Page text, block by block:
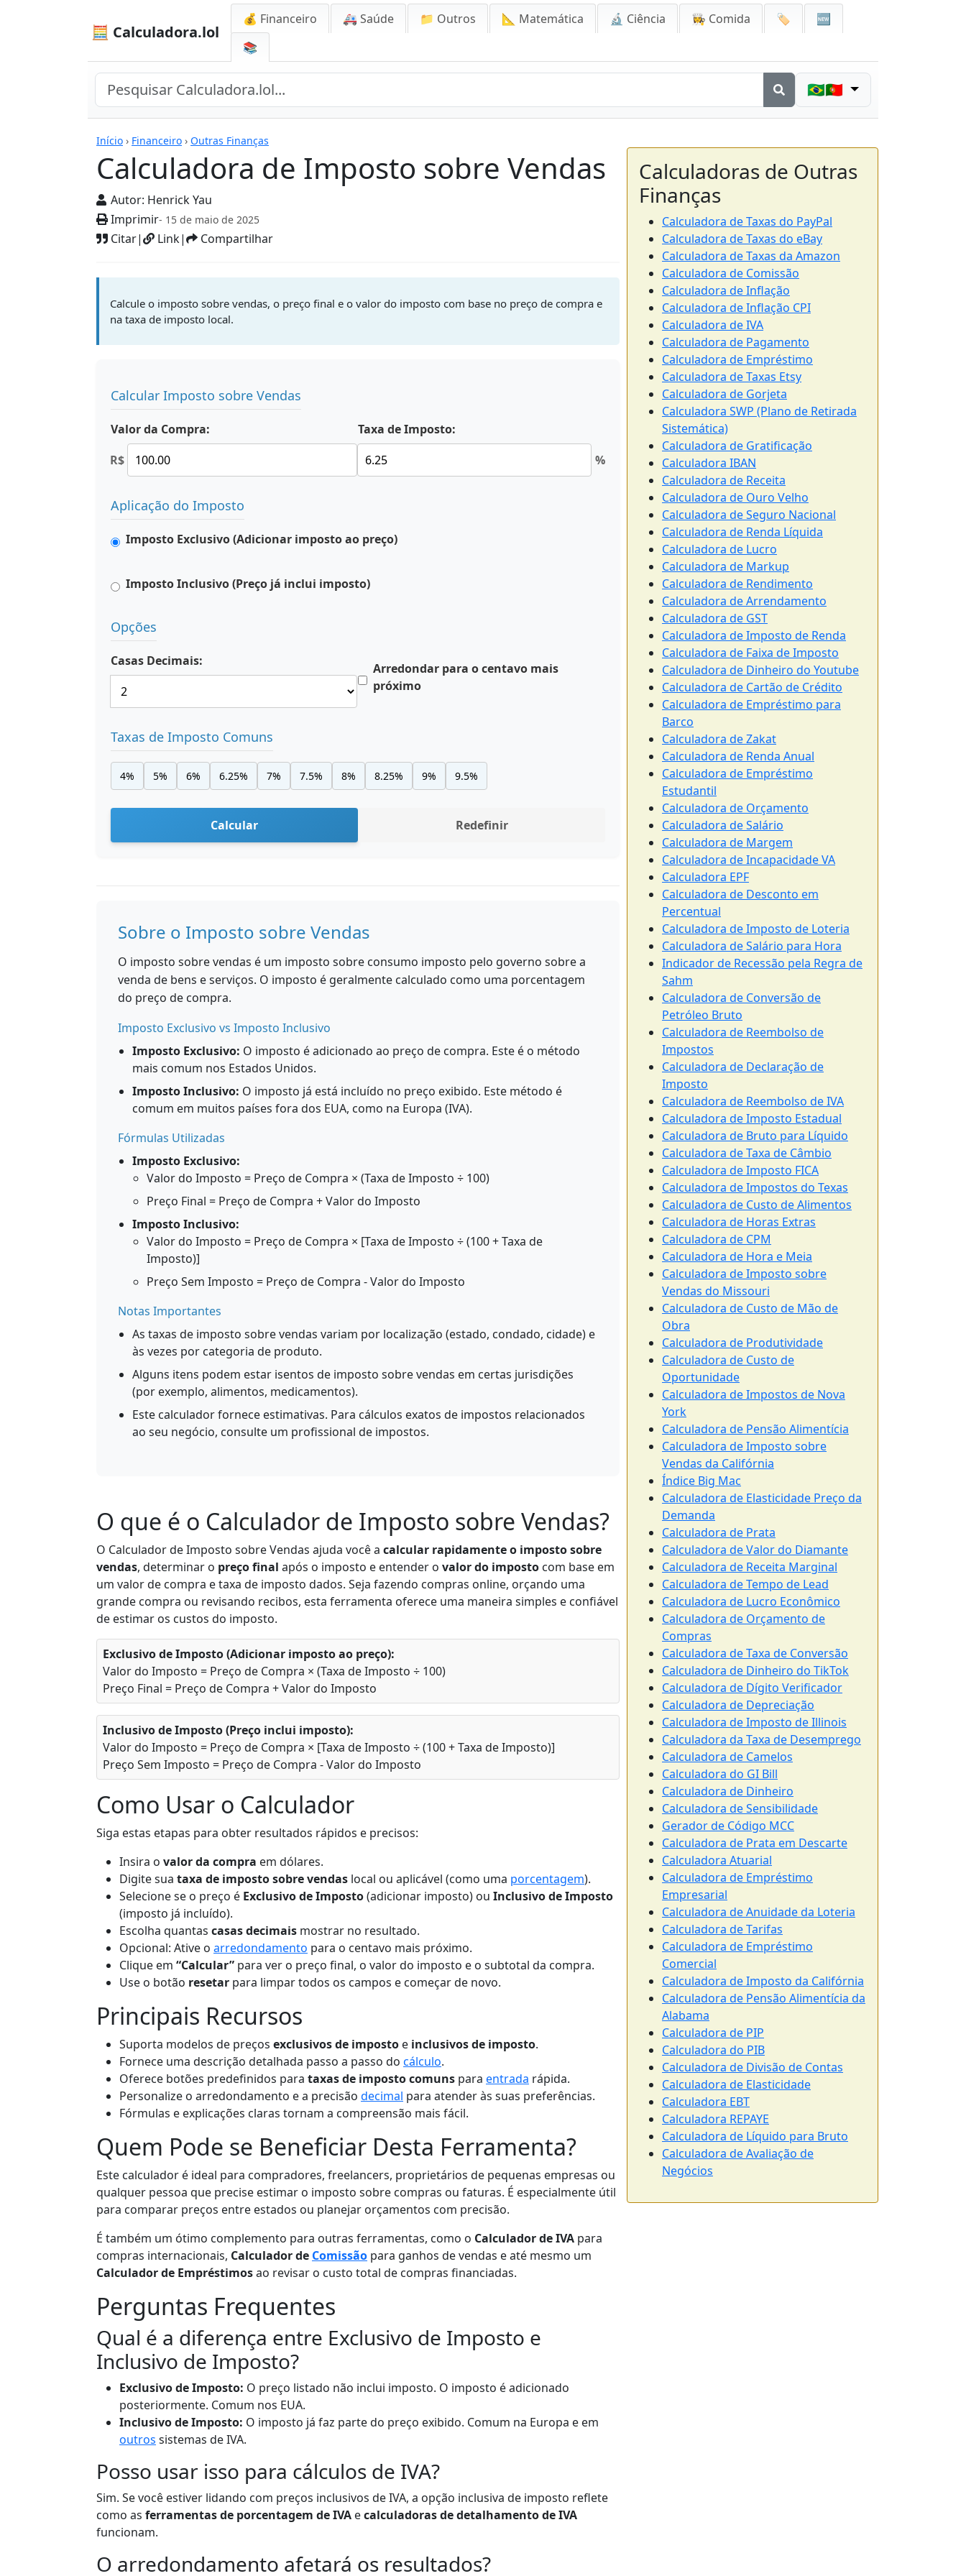
🧮 Calculadora.lol
💰 Financeiro 🚑 Saúde 📁 Outros 📐 Matemática 🔬 Ciência 👩‍🍳 Comida 🏷️
🆕
📚
🇧🇷🇵🇹
Início › Financeiro › Outras Finanças
Calculadora de Imposto sobre Vendas
Autor: Henrick Yau
Imprimir- 15 de maio de 2025
Citar| Link| Compartilhar
Calculadoras
Calcule o imposto sobre vendas, o preço final e o valor do imposto com base no preço de compra e
na taxa de imposto local.
Calcular Imposto sobre Vendas
Valor da Compra:
R$
Taxa de Imposto:
%
Aplicação do Imposto
Imposto Exclusivo (Adicionar imposto ao preço)
Imposto Inclusivo (Preço já inclui imposto)
Opções
Casas Decimais:
Arredondar para o centavo mais
próximo
Taxas de Imposto Comuns
4% 5% 6% 6.25% 7% 7.5% 8% 8.25% 9% 9.5%
Calcular Redefinir
Sobre o Imposto sobre Vendas
O imposto sobre vendas é um imposto sobre consumo imposto pelo governo sobre a
venda de bens e serviços. O imposto é geralmente calculado como uma porcentagem
do preço de compra.
Imposto Exclusivo vs Imposto Inclusivo
Imposto Exclusivo: O imposto é adicionado ao preço de compra. Este é o método
mais comum nos Estados Unidos.
Imposto Inclusivo: O imposto já está incluído no preço exibido. Este método é
comum em muitos países fora dos EUA, como na Europa (IVA).
Fórmulas Utilizadas
Imposto Exclusivo:
Valor do Imposto = Preço de Compra × (Taxa de Imposto ÷ 100)
Preço Final = Preço de Compra + Valor do Imposto
Imposto Inclusivo:
Valor do Imposto = Preço de Compra × [Taxa de Imposto ÷ (100 + Taxa de
Imposto)]
Preço Sem Imposto = Preço de Compra - Valor do Imposto
Notas Importantes
As taxas de imposto sobre vendas variam por localização (estado, condado, cidade) e
às vezes por categoria de produto.
Alguns itens podem estar isentos de imposto sobre vendas em certas jurisdições
(por exemplo, alimentos, medicamentos).
Este calculador fornece estimativas. Para cálculos exatos de impostos relacionados
ao seu negócio, consulte um profissional de impostos.
O que é o Calculador de Imposto sobre Vendas?
O Calculador de Imposto sobre Vendas ajuda você a calcular rapidamente o imposto sobre
vendas, determinar o preço final após o imposto e entender o valor do imposto com base em
um valor de compra e taxa de imposto dados. Seja fazendo compras online, orçando uma
grande compra ou revisando recibos, esta ferramenta oferece uma maneira simples e confiável
de estimar os custos do imposto.
Exclusivo de Imposto (Adicionar imposto ao preço):
Valor do Imposto = Preço de Compra × (Taxa de Imposto ÷ 100)
Preço Final = Preço de Compra + Valor do Imposto
Inclusivo de Imposto (Preço inclui imposto):
Valor do Imposto = Preço de Compra × [Taxa de Imposto ÷ (100 + Taxa de Imposto)]
Preço Sem Imposto = Preço de Compra - Valor do Imposto
Como Usar o Calculador
Siga estas etapas para obter resultados rápidos e precisos:
Insira o valor da compra em dólares.
Digite sua taxa de imposto sobre vendas local ou aplicável (como uma porcentagem).
Selecione se o preço é Exclusivo de Imposto(adicionar imposto) ou Inclusivo de Imposto
(imposto já incluído).
Escolha quantas casas decimais mostrar no resultado.
Opcional: Ative o arredondamento para o centavo mais próximo.
Clique em “Calcular” para ver o preço final, o valor do imposto e o subtotal da compra.
Use o botão resetar para limpar todos os campos e começar de novo.
Principais Recursos
Suporta modelos de preços exclusivos de imposto e inclusivos de imposto.
Fornece uma descrição detalhada passo a passo do cálculo.
Oferece botões predefinidos para taxas de imposto comuns para entrada rápida.
Personalize o arredondamento e a precisão decimal para atender às suas preferências.
Fórmulas e explicações claras tornam a compreensão mais fácil.
Quem Pode se Beneficiar Desta Ferramenta?
Este calculador é ideal para compradores, freelancers, proprietários de pequenas empresas ou
qualquer pessoa que precise estimar o imposto sobre compras ou faturas. É especialmente útil
para comparar preços entre estados ou planejar orçamentos com precisão.
É também um ótimo complemento para outras ferramentas, como o Calculador de IVA para
compras internacionais, Calculador de Comissão para ganhos de vendas e até mesmo um
Calculador de Empréstimosao revisar o custo total de compras financiadas.
Perguntas Frequentes
Qual é a diferença entre Exclusivo de Imposto e
Inclusivo de Imposto?
Exclusivo de Imposto: O preço listado não inclui imposto. O imposto é adicionado
posteriormente. Comum nos EUA.
Inclusivo de Imposto: O imposto já faz parte do preço exibido. Comum na Europa e em
outros sistemas de IVA.
Posso usar isso para cálculos de IVA?
Sim. Se você estiver lidando com preços inclusivos de IVA, a opção inclusiva de imposto reflete
como as ferramentas de porcentagem de IVA ecalculadoras de detalhamento de IVA
funcionam.
O arredondamento afetará os resultados?
Calculadoras de Outras
Finanças
Calculadora de Taxas do PayPal
Calculadora de Taxas do eBay
Calculadora de Taxas da Amazon
Calculadora de Comissão
Calculadora de Inflação
Calculadora de Inflação CPI
Calculadora de IVA
Calculadora de Pagamento
Calculadora de Empréstimo
Calculadora de Taxas Etsy
Calculadora de Gorjeta
Calculadora SWP (Plano de Retirada
Sistemática)
Calculadora de Gratificação
Calculadora IBAN
Calculadora de Receita
Calculadora de Ouro Velho
Calculadora de Seguro Nacional
Calculadora de Renda Líquida
Calculadora de Lucro
Calculadora de Markup
Calculadora de Rendimento
Calculadora de Arrendamento
Calculadora de GST
Calculadora de Imposto de Renda
Calculadora de Faixa de Imposto
Calculadora de Dinheiro do Youtube
Calculadora de Cartão de Crédito
Calculadora de Empréstimo para
Barco
Calculadora de Zakat
Calculadora de Renda Anual
Calculadora de Empréstimo
Estudantil
Calculadora de Orçamento
Calculadora de Salário
Calculadora de Margem
Calculadora de Incapacidade VA
Calculadora EPF
Calculadora de Desconto em
Percentual
Calculadora de Imposto de Loteria
Calculadora de Salário para Hora
Indicador de Recessão pela Regra de
Sahm
Calculadora de Conversão de
Petróleo Bruto
Calculadora de Reembolso de
Impostos
Calculadora de Declaração de
Imposto
Calculadora de Reembolso de IVA
Calculadora de Imposto Estadual
Calculadora de Bruto para Líquido
Calculadora de Taxa de Câmbio
Calculadora de Imposto FICA
Calculadora de Impostos do Texas
Calculadora de Custo de Alimentos
Calculadora de Horas Extras
Calculadora de CPM
Calculadora de Hora e Meia
Calculadora de Imposto sobre
Vendas do Missouri
Calculadora de Custo de Mão de
Obra
Calculadora de Produtividade
Calculadora de Custo de
Oportunidade
Calculadora de Impostos de Nova
York
Calculadora de Pensão Alimentícia
Calculadora de Imposto sobre
Vendas da Califórnia
Índice Big Mac
Calculadora de Elasticidade Preço da
Demanda
Calculadora de Prata
Calculadora de Valor do Diamante
Calculadora de Receita Marginal
Calculadora de Tempo de Lead
Calculadora de Lucro Econômico
Calculadora de Orçamento de
Compras
Calculadora de Taxa de Conversão
Calculadora de Dinheiro do TikTok
Calculadora de Dígito Verificador
Calculadora de Depreciação
Calculadora de Imposto de Illinois
Calculadora da Taxa de Desemprego
Calculadora de Camelos
Calculadora do GI Bill
Calculadora de Dinheiro
Calculadora de Sensibilidade
Gerador de Código MCC
Calculadora de Prata em Descarte
Calculadora Atuarial
Calculadora de Empréstimo
Empresarial
Calculadora de Anuidade da Loteria
Calculadora de Tarifas
Calculadora de Empréstimo
Comercial
Calculadora de Imposto da Califórnia
Calculadora de Pensão Alimentícia da
Alabama
Calculadora de PIP
Calculadora do PIB
Calculadora de Divisão de Contas
Calculadora de Elasticidade
Calculadora EBT
Calculadora REPAYE
Calculadora de Líquido para Bruto
Calculadora de Avaliação de
Negócios